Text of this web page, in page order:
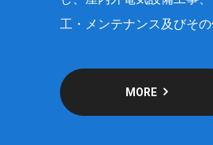
工・メンテナンス及びそ
MORE